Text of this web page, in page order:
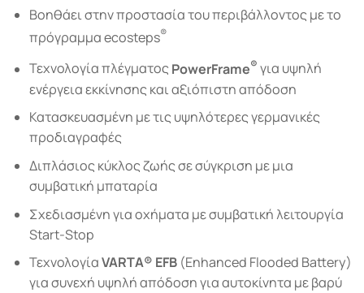
Βοηθάει στην προστασία του περιβάλλοντος με το
πρόγραμμα ecosteps®
Τεχνολογία πλέγµατοςPowerFrame® για υψηλή
ενέργεια εκκίνησης και αξιόπιστη απόδοση
Κατασκευασμένη με τις υψηλότερες γερμανικές
προδιαγραφές
Διπλάσιος κύκλος ζωής σε σύγκριση με μια
συμβατική μπαταρία
Σχεδιασμένη για οχήματα με συμβατική λειτουργία
Start-Stop
ΤεχνολογίαVARTA® EFB (Enhanced Flooded Battery)
για συνεχή υψηλή απόδοση για αυτοκίνητα με βαρύ